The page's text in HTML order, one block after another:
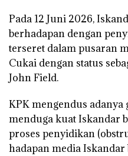
Pada 12 Juni 2026,
berhadapan dengan
terseret dalam pusaran
Cukai dengan status
John Field.
KPK mengendus adanya
menduga kuat Iskandar
proses penyidikan
hadapan media